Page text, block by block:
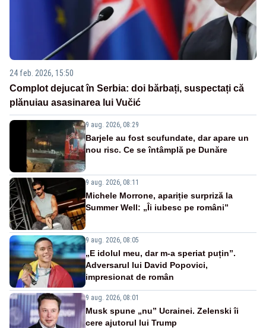
24 feb. 2026, 15:50
Complot dejucat în Serbia: doi bărbați, suspectați că
plănuiau asasinarea lui Vučić
9 aug. 2026, 08:29
Barjele au fost scufundate, dar apare un
nou risc. Ce se întâmplă pe Dunăre
9 aug. 2026, 08:11
Michele Morrone, apariție surpriză la
Summer Well: „Îi iubesc pe români”
9 aug. 2026, 08:05
„E idolul meu, dar m-a speriat puțin”.
Adversarul lui David Popovici,
impresionat de român
9 aug. 2026, 08:01
Musk spune „nu” Ucrainei. Zelenski îi
cere ajutorul lui Trump